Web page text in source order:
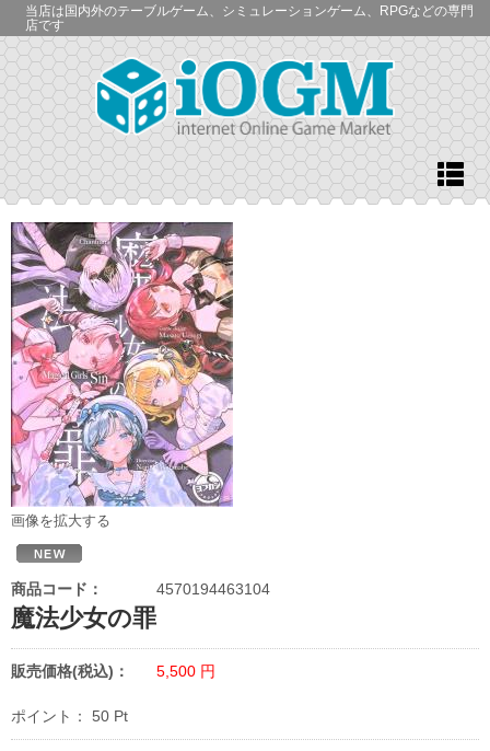
当店は国内外のテーブルゲーム、シミュレーションゲーム、RPGなどの専門
店です
画像を拡大する
商品コード： 4570194463104
魔法少女の罪
販売価格(税込)： 5,500 円
ポイント： 50 Pt